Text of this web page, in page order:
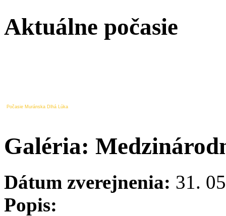
Aktuálne počasie
Počasie Muránska Dlhá Lúka
Galéria:
Dátum zverejnenia: 31.
Popis: